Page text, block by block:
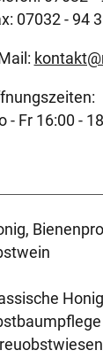
07032 - 94
- Fr 16:00 -